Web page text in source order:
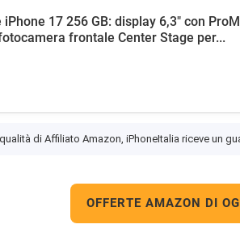
iPhone 17 256 GB: display 6,3" con
frontale Center Stage per...
di Affiliato Amazon, iPhoneItalia riceve un
OFFERTE AMAZON DI